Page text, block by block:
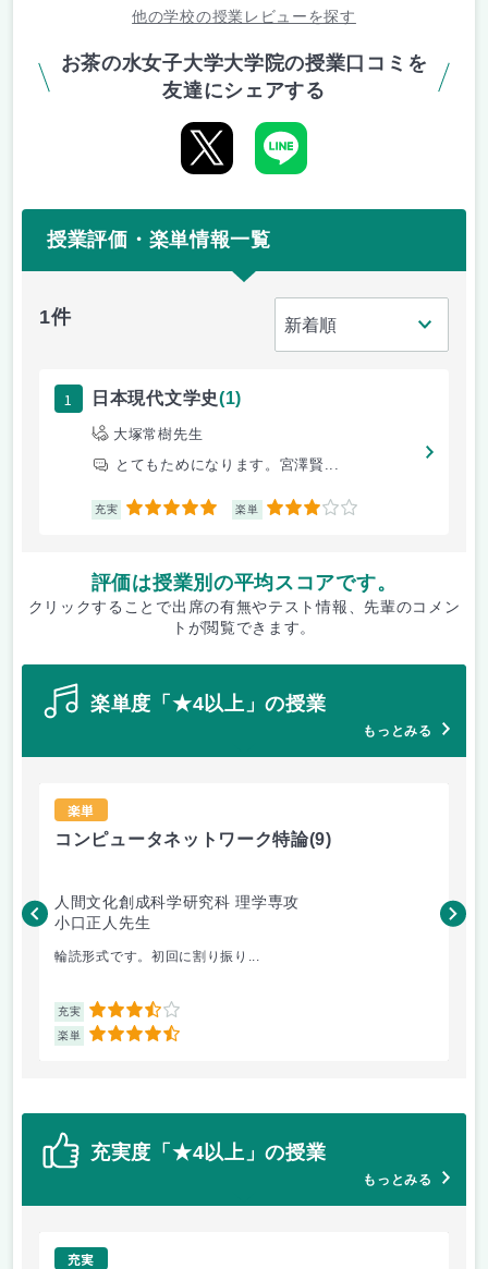
他の学校の授業レビューを探す
お茶の水女子大学大学院の授業口コミを
友達にシェアする
授業評価・楽単情報一覧
1件
1 日本現代文学史(1)
大塚常樹先生
とてもためになります。宮澤賢...
充実 5 楽単 3
評価は授業別の平均スコアです。
クリックすることで出席の有無やテスト情報、先輩のコメン
トが閲覧できます。
楽単度「★4以上」の授業
もっとみる
楽単
コンピュータネットワーク特論(9)
人間文化創成科学研究科 理学専攻
小口正人先生
輪読形式です。初回に割り振り...
充実 3.5
楽単 4.5
森
充実度「★4以上」の授業
もっとみる
充実